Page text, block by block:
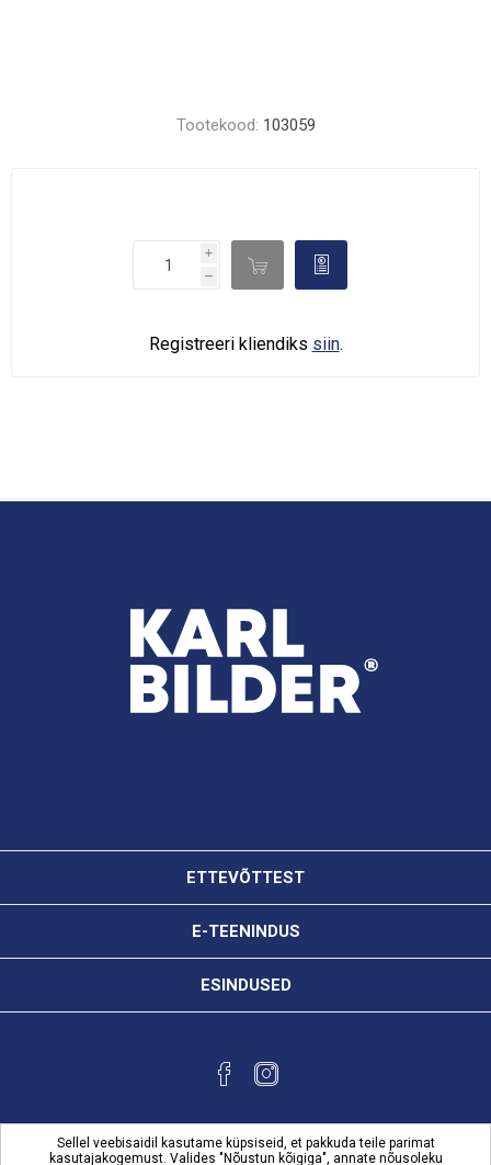
Tootekood: 103059
i
h
d 
Registreeri kliendiks siin.
ETTEVÕTTEST
E-TEENINDUS
ESINDUSED
Sellel veebisaidil kasutame küpsiseid, et pakkuda teile parimat
kasutajakogemust. Valides "Nõustun kõigiga", annate nõusoleku